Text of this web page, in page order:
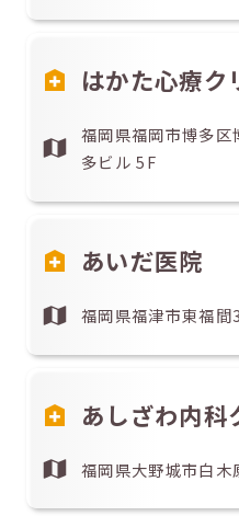
はかた心療ク
福岡県福岡市博多
多ビル 5F
あいだ医院
福岡県福津市東福
あしざわ内科
福岡県大野城市白